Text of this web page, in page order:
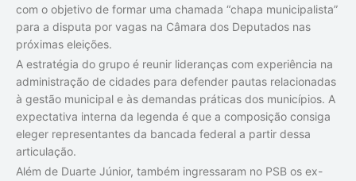
com o objetivo de formar uma chamada “chapa municipalista”
para a disputa por vagas na Câmara dos Deputados nas
próximas eleições.
A estratégia do grupo é reunir lideranças com experiência na
administração de cidades para defender pautas relacionadas
à gestão municipal e às demandas práticas dos municípios. A
expectativa interna da legenda é que a composição consiga
eleger representantes da bancada federal a partir dessa
articulação.
Além de Duarte Júnior, também ingressaram no PSB os ex-